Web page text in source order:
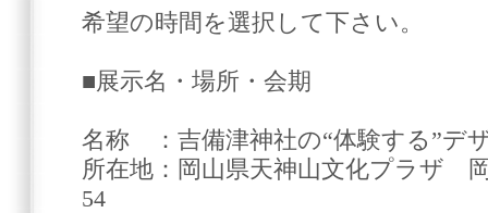
希望の時間を選択して下さい。
■展示名・場所・会期
名称 ：吉備津神社の“体験する”デ
所在地：岡山県天神山文化プラザ
54